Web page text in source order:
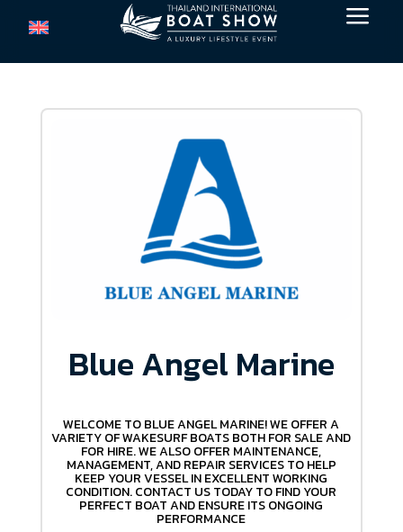
a
Blue Angel Marine
WELCOME TO BLUE ANGEL MARINE! WE OFFER A
VARIETY OF WAKESURF BOATS BOTH FOR SALE AND
FOR HIRE. WE ALSO OFFER MAINTENANCE,
MANAGEMENT, AND REPAIR SERVICES TO HELP
KEEP YOUR VESSEL IN EXCELLENT WORKING
CONDITION. CONTACT US TODAY TO FIND YOUR
PERFECT BOAT AND ENSURE ITS ONGOING
PERFORMANCE